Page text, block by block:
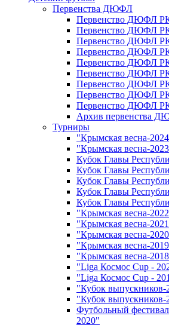
Первенства ДЮФЛ
Первенство ДЮФЛ РК
Первенство ДЮФЛ РК
Первенство ДЮФЛ РК
Первенство ДЮФЛ РК
Первенство ДЮФЛ РК
Первенство ДЮФЛ РК
Первенство ДЮФЛ РК
Первенство ДЮФЛ РК
Первенство ДЮФЛ РК
Архив первенства
Турниры
"Крымская весна-
"Крымская весна-
Кубок Главы
Кубок Главы
Кубок Главы
Кубок Главы
Кубок Главы
"Крымская весна-
"Крымская весна-
"Крымская весна-
"Крымская весна-
"Крымская весна-
"Liga Космос Cup -
"Liga Космос Cup -
"Кубок выпускников-
"Кубок выпускников-
Футбольный
2020"